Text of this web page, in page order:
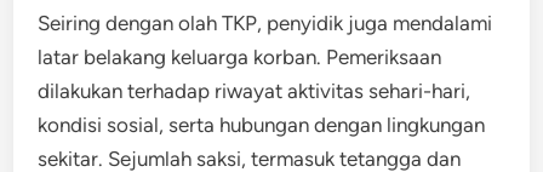
Seiring dengan olah TKP, penyidik juga mendalami
latar belakang keluarga korban. Pemeriksaan
dilakukan terhadap riwayat aktivitas sehari-hari,
kondisi sosial, serta hubungan dengan lingkungan
sekitar. Sejumlah saksi, termasuk tetangga dan